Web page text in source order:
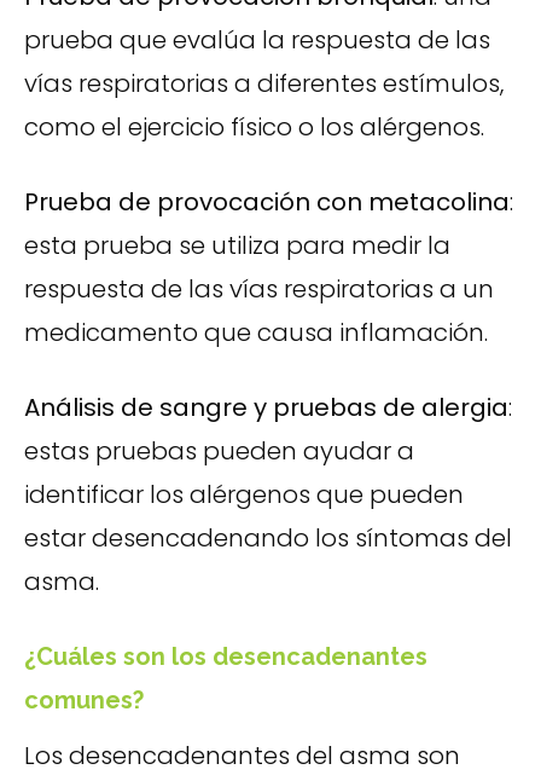
prueba que evalúa la respuesta de las
vías respiratorias a diferentes estímulos,
como el ejercicio físico o los alérgenos.
Prueba de provocación con metacolina:
esta prueba se utiliza para medir la
respuesta de las vías respiratorias a un
medicamento que causa inflamación.
Análisis de sangre y pruebas de alergia:
estas pruebas pueden ayudar a
identificar los alérgenos que pueden
estar desencadenando los síntomas del
asma.
¿Cuáles son los desencadenantes
comunes?
Los desencadenantes del asma son